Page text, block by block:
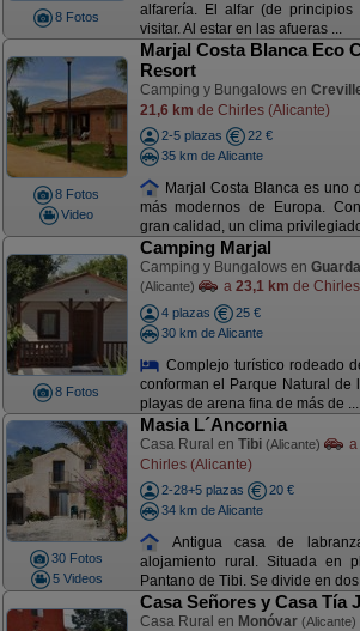
8 Fotos
alfarería. El alfar (de
visitar. Al estar en las afueras ...
8 Fotos
Video
Marjal Costa Blanca Eco
Resort
Camping y Bungalows en
21,6 km de Chirles (Alicante)
2-5 plazas
22 €
35 km de Alicante
Marjal Costa Blanca es uno
más modernos de Europa.
gran calidad, un clima
8 Fotos
Camping Marjal
Camping y Bungalows en
(Alicante) a 23,1 km de
4 plazas
25 €
30 km de Alicante
Complejo turístico rodeado
conforman el Parque Natural de
playas de arena fina de más de ...
30 Fotos
5 Videos
Masia L´Ancornia
Casa Rural en Tibi (Alicante) a
Chirles (Alicante)
2-28+5 plazas
20 €
34 km de Alicante
Antigua casa de
alojamiento rural. Situada en
Pantano de Tibi. Se divide en
Casa Señores y Casa Tía
Casa Rural en Monóvar (Alicante)